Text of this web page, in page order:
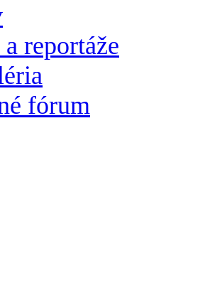
reportáže
fórum